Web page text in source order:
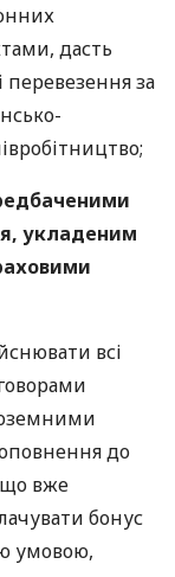
дасть
перевезення за
укладеним
всі
до
що вже
бонус
умовою,